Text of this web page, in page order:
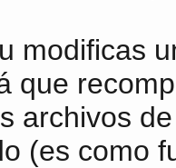
modificas
que
archivos
(es como